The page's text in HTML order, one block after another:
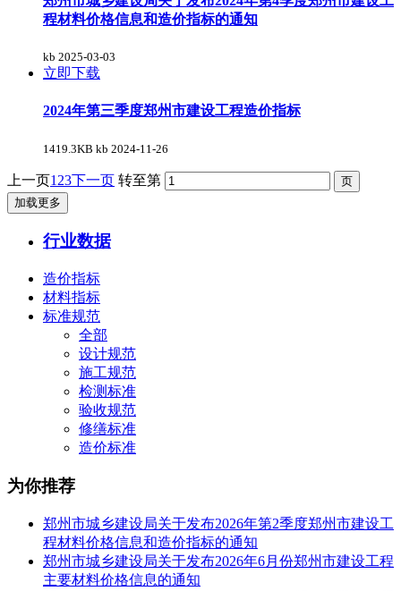
程材料价格信息和造价指标的通知
kb 2025-03-03
立即下载
2024年第三季度郑州市建设工程造价指标
1419.3KB kb 2024-11-26
上一页1 23下一页 转至第
加载更多
行业数据
造价指标
材料指标
标准规范
全部
设计规范
施工规范
检测标准
验收规范
修缮标准
造价标准
为你推荐
​郑州市城乡建设局关于发布2026年第2季度郑州市建设工
程材料价格信息和造价指标的通知
郑州市城乡建设局关于发布2026年6月份郑州市建设工程
主要材料价格信息的通知